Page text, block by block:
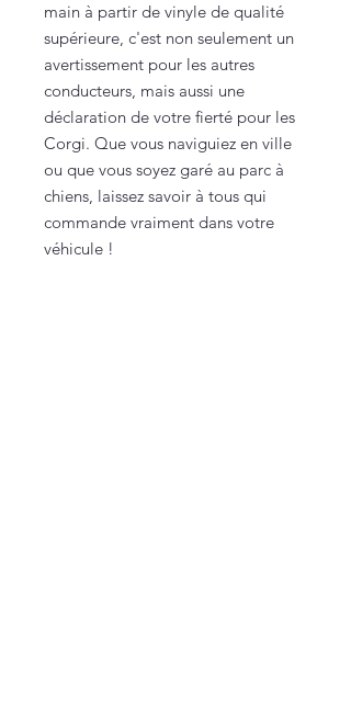
main à partir de vinyle de qualité
supérieure, c'est non seulement un
avertissement pour les autres
conducteurs, mais aussi une
déclaration de votre fierté pour les
Corgi. Que vous naviguiez en ville
ou que vous soyez garé au parc à
chiens, laissez savoir à tous qui
commande vraiment dans votre
véhicule !